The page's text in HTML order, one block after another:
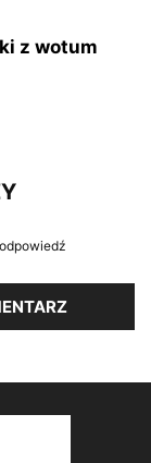
z wotum